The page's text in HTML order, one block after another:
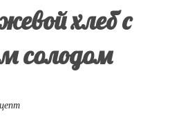
хлеб с
солодом